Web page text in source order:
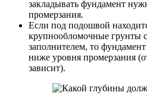
закладывать фундамент
промерзания.
Если под подошвой
крупнообломочные грунты
заполнителем, то
ниже уровня промерзания
зависит).